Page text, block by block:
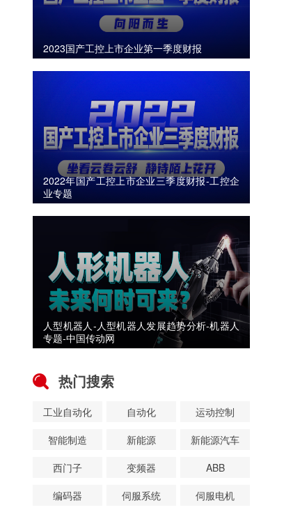
2023国产工控上市企业第一季度财报
2022年国产工控上市企业三季度财报-工控企
业专题
人型机器人-人型机器人发展趋势分析-机器人
专题-中国传动网
热门搜索
工业自动化 自动化
运动控制
智能制造
新能源
新能源汽车
西门子
变频器
ABB
编码器
伺服系统
伺服电机